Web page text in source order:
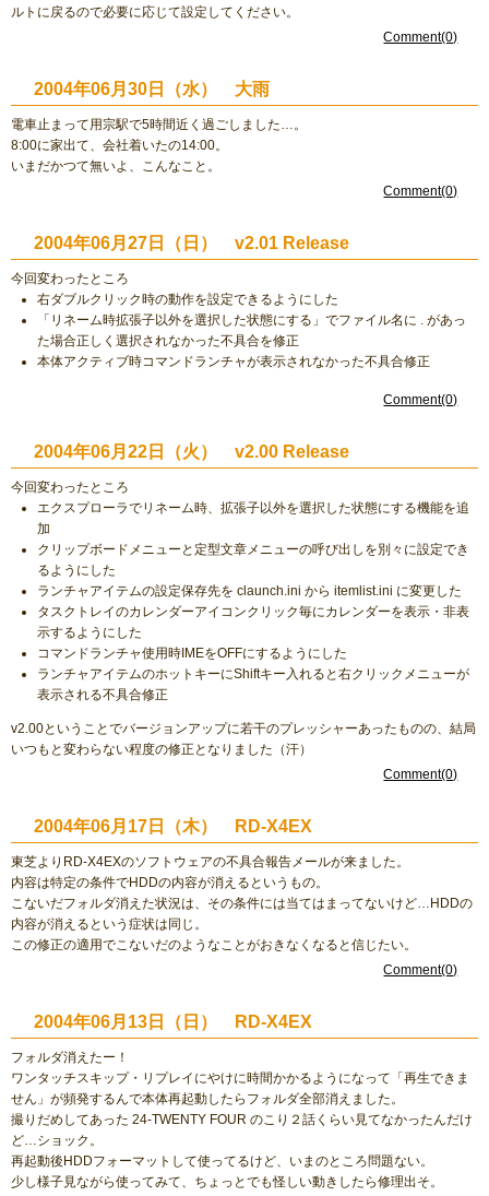
ルトに戻るので必要に応じて設定してください。
Comment(0)
2004年06月30日（水） 大雨
電車止まって用宗駅で5時間近く過ごしました…。
8:00に家出て、会社着いたの14:00。
いまだかつて無いよ、こんなこと。
Comment(0)
2004年06月27日（日） v2.01 Release
今回変わったところ
右ダブルクリック時の動作を設定できるようにした
「リネーム時拡張子以外を選択した状態にする」でファイル名に . があっ
た場合正しく選択されなかった不具合を修正
本体アクティブ時コマンドランチャが表示されなかった不具合修正
Comment(0)
2004年06月22日（火） v2.00 Release
今回変わったところ
エクスプローラでリネーム時、拡張子以外を選択した状態にする機能を追
加
クリップボードメニューと定型文章メニューの呼び出しを別々に設定でき
るようにした
ランチャアイテムの設定保存先を claunch.ini から itemlist.ini に変更した
タスクトレイのカレンダーアイコンクリック毎にカレンダーを表示・非表
示するようにした
コマンドランチャ使用時IMEをOFFにするようにした
ランチャアイテムのホットキーにShiftキー入れると右クリックメニューが
表示される不具合修正
v2.00ということでバージョンアップに若干のプレッシャーあったものの、結局
いつもと変わらない程度の修正となりました（汗）
Comment(0)
2004年06月17日（木） RD-X4EX
東芝よりRD-X4EXのソフトウェアの不具合報告メールが来ました。
内容は特定の条件でHDDの内容が消えるというもの。
こないだフォルダ消えた状況は、その条件には当てはまってないけど…HDDの
内容が消えるという症状は同じ。
この修正の適用でこないだのようなことがおきなくなると信じたい。
Comment(0)
2004年06月13日（日） RD-X4EX
フォルダ消えたー！
ワンタッチスキップ・リプレイにやけに時間かかるようになって「再生できま
せん」が頻発するんで本体再起動したらフォルダ全部消えました。
撮りだめしてあった 24-TWENTY FOUR のこり２話くらい見てなかったんだけ
ど…ショック。
再起動後HDDフォーマットして使ってるけど、いまのところ問題ない。
少し様子見ながら使ってみて、ちょっとでも怪しい動きしたら修理出そ。